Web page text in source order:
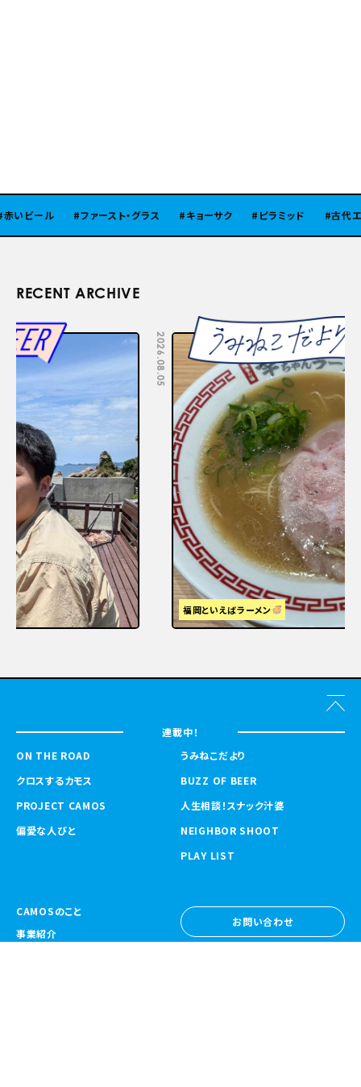
ビール ファースト・グラス キョーサク ピラミッド 古代エジ
RECENT ARCHIVE
2026.08.05
福岡といえばラーメン
2026.07.29
連載中！
ON THE ROAD
クロスするカモス
PROJECT CAMOS
偏愛な人びと
うみねこだより
BUZZ OF BEER
人生相談！スナック汁婆
NEIGHBOR SHOOT
PLAY LIST
CAMOSのこと
事業紹介
お問い合わせ